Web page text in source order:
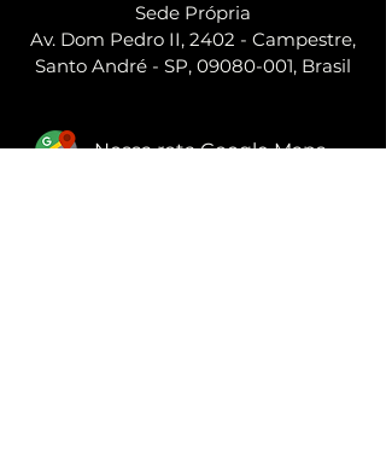
Sede Própria
Av. Dom Pedro II, 2402 - Campestre,
Santo André - SP, 09080-001, Brasil
Nossa rota Google Maps